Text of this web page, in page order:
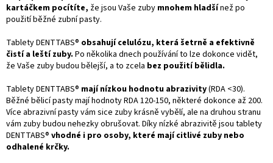
kartáčkem pocítíte, že jsou Vaše zuby mnohem hladšínež po
použití běžné zubní pasty.
Tablety DENTTABS® obsahují celulózu, která šetrně a efektivně
čistí a leští zuby. Po několika dnech používání to lze dokonce vidět,
že Vaše zuby budou bělejší, a to zcela bez použití bělidla.
Tablety DENTTABS® mají nízkou hodnotu abrazivity(RDA <30).
Běžné bělicí pasty mají hodnoty RDA 120-150, některé dokonce až 200.
Více abrazivní pasty vám sice zuby krásně vybělí, ale na druhou stranu
vám zuby budou nehezky obrušovat. Díky nízké abrazivitě jsou tablety
DENTTABS® vhodné i pro osoby, které mají citlivé zuby nebo
odhalené krčky.